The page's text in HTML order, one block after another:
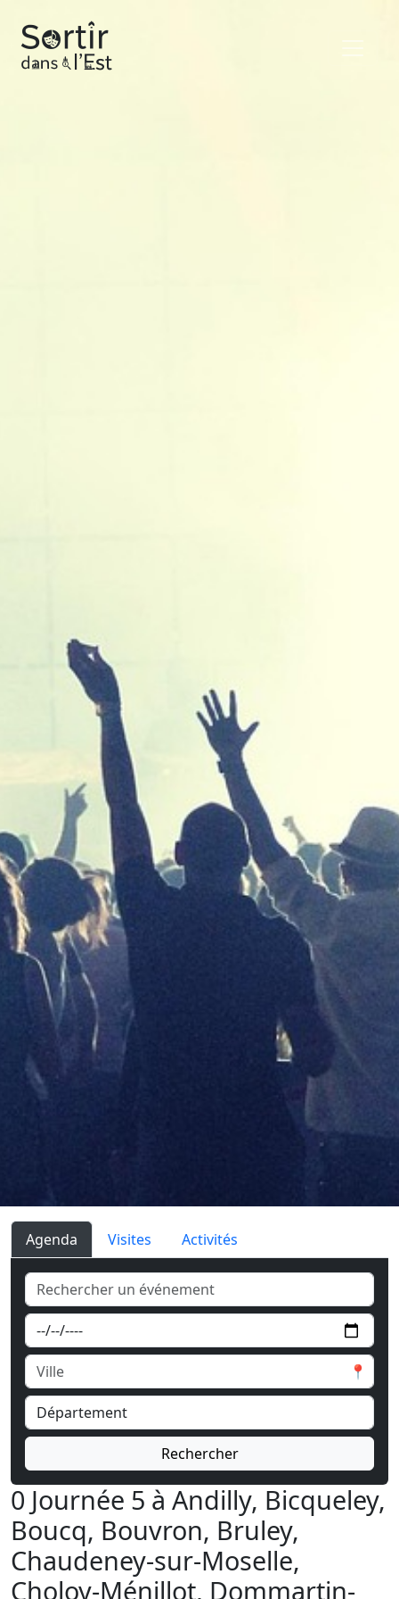
Agenda Visites Activités
📍
Rechercher
0 Journée 5 à Andilly, Bicqueley,
Boucq, Bouvron, Bruley,
Chaudeney-sur-Moselle,
Choloy-Ménillot, Dommartin-